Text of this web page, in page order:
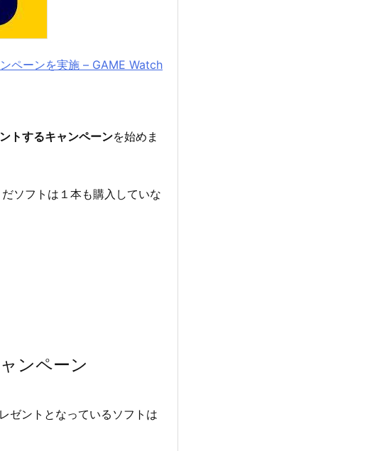
ペーンを実施 – GAME Watch
トするキャンペーンを始めま
ソフトは１本も購入していな
ンペーン
ゼントとなっているソフトは